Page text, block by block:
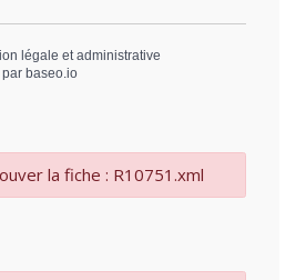
légale et administrative
baseo.io
la fiche : R10751.xml